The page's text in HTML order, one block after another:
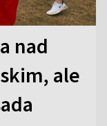
nad
ale